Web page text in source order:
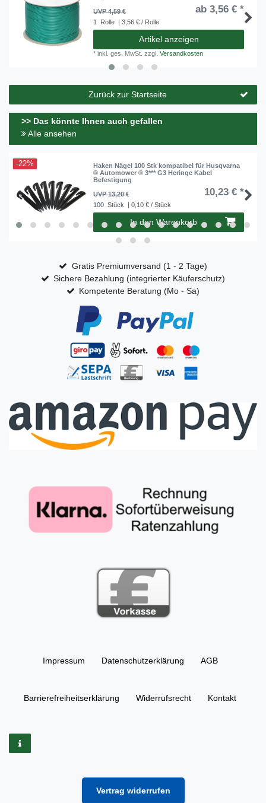
UVP 4,59 €
ab 3,56 € *
1 Rolle | 3,56 € / Rolle
Artikel anzeigen
*inkl. ges. MwSt. zzgl.Versandkosten
Zurück zur Startseite
>> Das könnte Ihnen auch gefallen
Alle ansehen
-22%
Haken Nägel 100 Stk kompatibel für Husqvarna
® Automower ® 3*** G3 Heringe Kabel
Befestigung
UVP 13,20 €
10,23 € *
100 Stück | 0,10 € / Stück
In den Warenkorb
Gratis Premiumversand (1 - 2 Tage)
Sichere Bezahlung (integrierter Käuferschutz)
Kompetente Beratung (Mo - Sa)
Impressum Daten­schutz­erklärung AGB
Barrierefreiheitserklärung Widerrufs­recht Kontakt
Vertrag widerrufen